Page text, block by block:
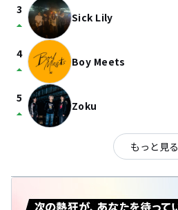
3
arrow_drop_up Sick Lily
4
arrow_drop_up Boy Meets
5
arrow_drop_up Zoku
もっと見る